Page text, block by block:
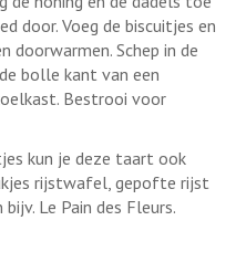
door. Voeg de biscuitjes en
Schep in de
bolle kant van een
Bestrooi voor
kun je deze taart ook
rijstwafel, gepofte rijst
Le Pain des Fleurs.